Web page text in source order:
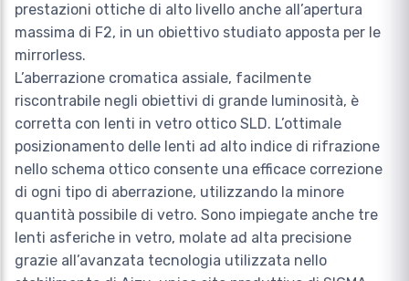
prestazioni ottiche di alto livello anche all’apertura
massima di F2, in un obiettivo studiato apposta per le
mirrorless.
L’aberrazione cromatica assiale, facilmente
riscontrabile negli obiettivi di grande luminosità, è
corretta con lenti in vetro ottico SLD. L’ottimale
posizionamento delle lenti ad alto indice di rifrazione
nello schema ottico consente una efficace correzione
di ogni tipo di aberrazione, utilizzando la minore
quantità possibile di vetro. Sono impiegate anche tre
lenti asferiche in vetro, molate ad alta precisione
grazie all’avanzata tecnologia utilizzata nello